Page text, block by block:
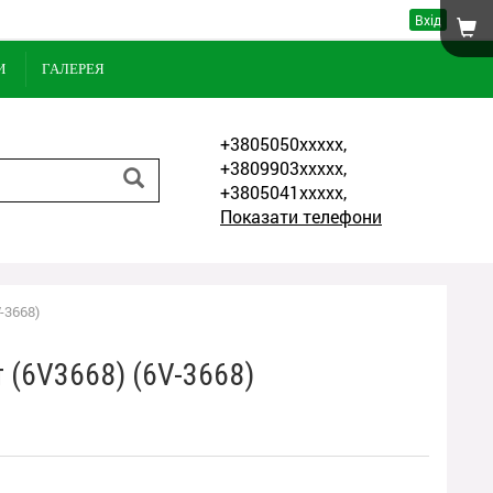
Вхід
ГАЛЕРЕЯ
+3805050xxxxx,
+3809903xxxxx,
+3805041xxxxx,
Показати телефони
3668)
(6V3668) (6V-3668)